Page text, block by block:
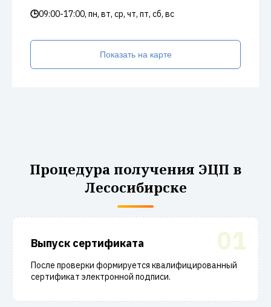
🕒09:00-17:00, пн, вт, ср, чт, пт, сб, вс
Показать на карте
Процедура получения ЭЦП в
Лесосибирске
01
Выпуск сертификата
После проверки формируется квалифицированный
сертификат электронной подписи.